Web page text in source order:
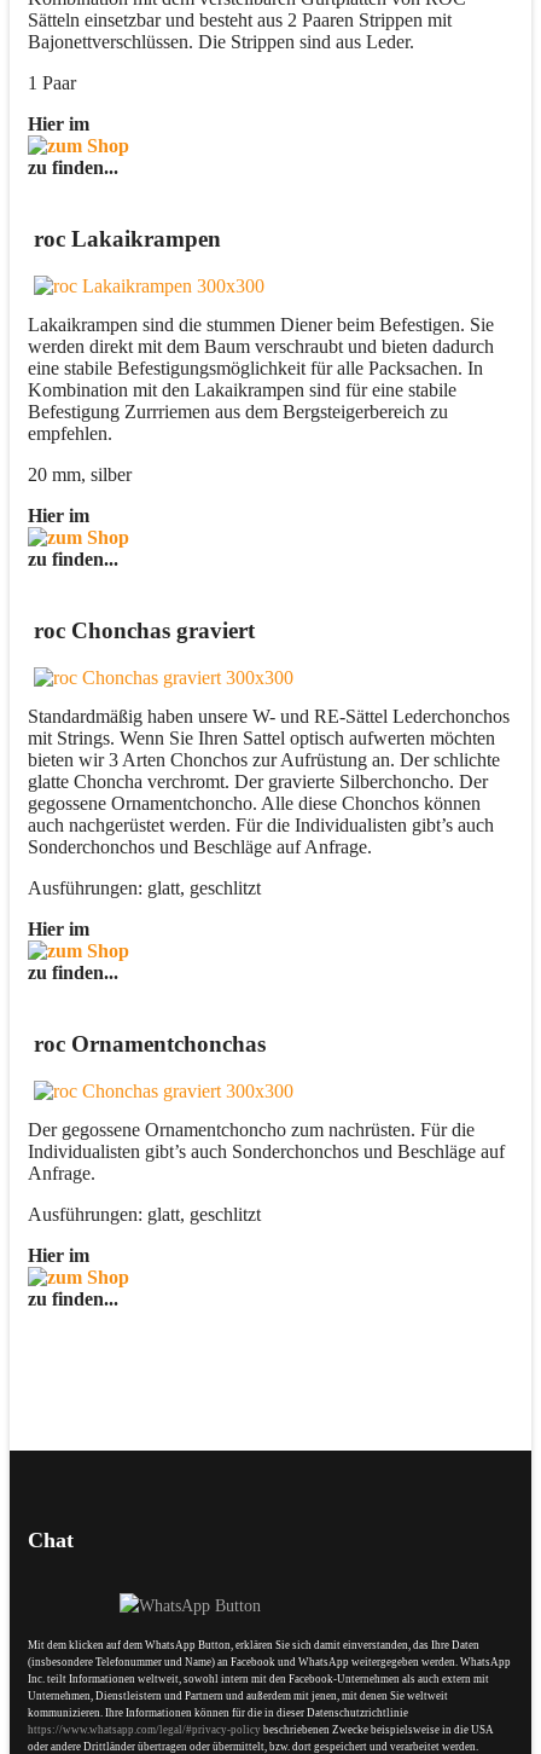
Sätteln einsetzbar und besteht aus 2 Paaren Strippen mit
Bajonettverschlüssen. Die Strippen sind aus Leder.
1 Paar
Hier im
zu finden...
roc Lakaikrampen
Lakaikrampen sind die stummen Diener beim Befestigen. Sie
werden direkt mit dem Baum verschraubt und bieten dadurch
eine stabile Befestigungsmöglichkeit für alle Packsachen. In
Kombination mit den Lakaikrampen sind für eine stabile
Befestigung Zurrriemen aus dem Bergsteigerbereich zu
empfehlen.
20 mm, silber
Hier im
zu finden...
roc Chonchas graviert
Standardmäßig haben unsere W- und RE-Sättel Lederchonchos
mit Strings. Wenn Sie Ihren Sattel optisch aufwerten möchten
bieten wir 3 Arten Chonchos zur Aufrüstung an. Der schlichte
glatte Choncha verchromt. Der gravierte Silberchoncho. Der
gegossene Ornamentchoncho. Alle diese Chonchos können
auch nachgerüstet werden. Für die Individualisten gibt’s auch
Sonderchonchos und Beschläge auf Anfrage.
Ausführungen: glatt, geschlitzt
Hier im
zu finden...
roc Ornamentchonchas
Der gegossene Ornamentchoncho zum nachrüsten. Für die
Individualisten gibt’s auch Sonderchonchos und Beschläge auf
Anfrage.
Ausführungen: glatt, geschlitzt
Hier im
zu finden...
Chat
Mit dem klicken auf dem WhatsApp Button, erklären Sie sich damit einverstanden, das Ihre Daten
(insbesondere Telefonummer und Name) an Facebook und WhatsApp weitergegeben werden. WhatsApp
Inc. teilt Informationen weltweit, sowohl intern mit den Facebook-Unternehmen als auch extern mit
Unternehmen, Dienstleistern und Partnern und außerdem mit jenen, mit denen Sie weltweit
kommunizieren. Ihre Informationen können für die in dieser Datenschutzrichtlinie
https://www.whatsapp.com/legal/#privacy-policy beschriebenen Zwecke beispielsweise in die USA
oder andere Drittländer übertragen oder übermittelt, bzw. dort gespeichert und verarbeitet werden.